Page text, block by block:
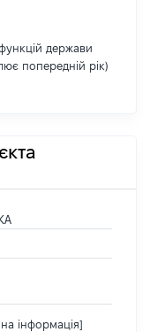
держави
попередній рік)
інформація]